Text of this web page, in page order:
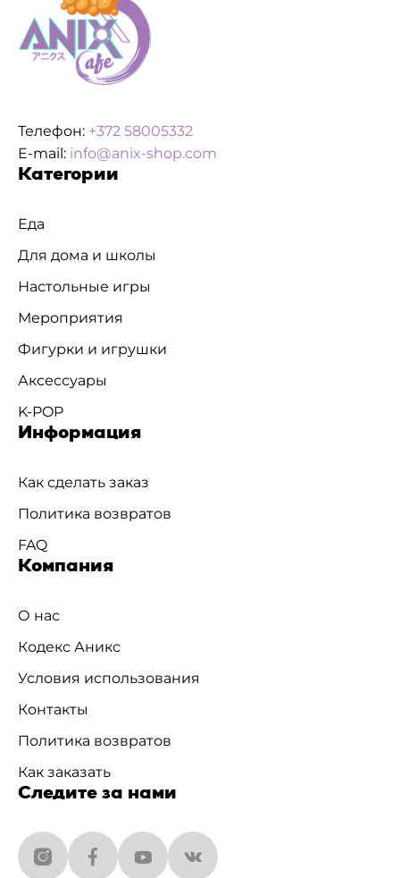
Телефон: +372 58005332
E-mail: info@anix-shop.com
Категории
Еда
Для дома и школы
Настольные игры
Мероприятия
Фигурки и игрушки
Аксессуары
K-POP
Информация
Как сделать заказ
Политика возвратов
FAQ
Компания
О нас
Кодекс Аникс
Условия использования
Контакты
Политика возвратов
Как заказать
Следите за нами